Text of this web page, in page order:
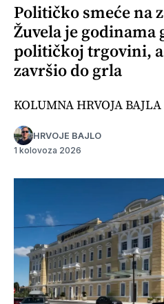
Političko smeće na
Žuvela je godinama
političkoj trgovini,
završio do grla
KOLUMNA HRVOJA BAJLA
HRVOJE BAJLO
1 kolovoza 2026